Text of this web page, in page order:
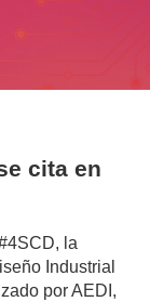
cita en
la
Industrial
por AEDI,